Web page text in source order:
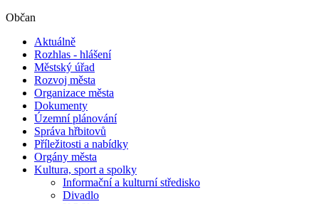
Občan
Aktuálně
Rozhlas - hlášení
Městský úřad
Rozvoj města
Organizace města
Dokumenty
Územní plánování
Správa hřbitovů
Příležitosti a nabídky
Orgány města
Kultura, sport a spolky
Informační a kulturní středisko
Divadlo